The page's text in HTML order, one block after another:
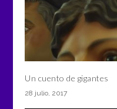
Un cuento de gigantes
28 julio, 2017